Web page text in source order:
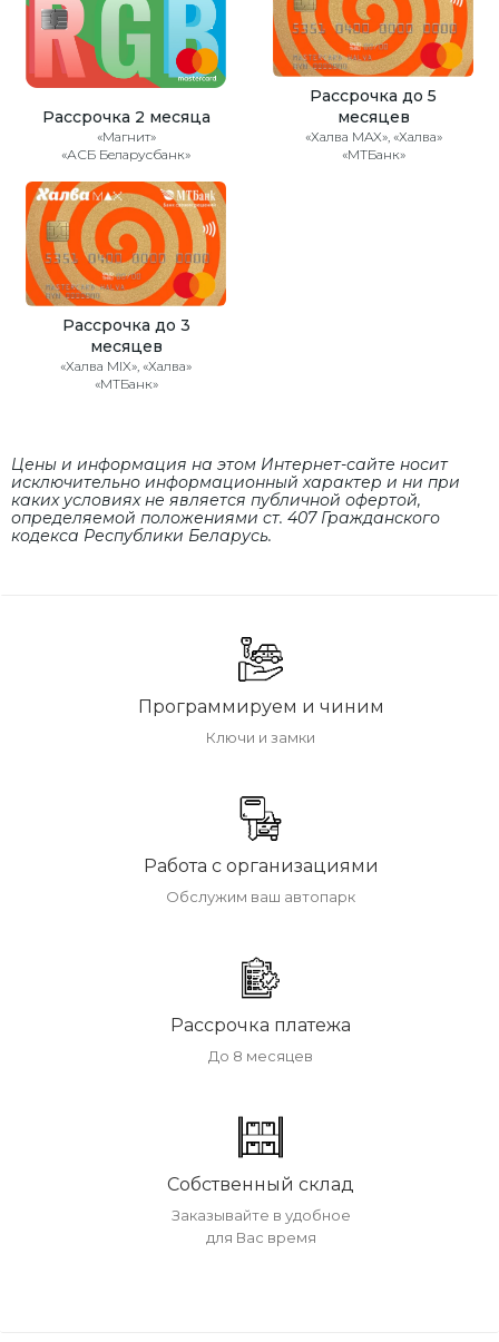
Рассрочка 2 месяца
«Магнит»
«АСБ Беларусбанк»
Рассрочка до 5
месяцев
«Халва MAX», «Халва»
«МТБанк»
Рассрочка до 3
месяцев
«Халва MIX», «Халва»
«МТБанк»
Цены и информация на этом Интернет-сайте носит
исключительно информационный характер и ни при
каких условиях не является публичной офертой,
определяемой положениями cт. 407 Гражданского
кодекса Республики Беларусь.
Программируем и чиним
Ключи и замки
Работа с организациями
Обслужим ваш автопарк
Рассрочка платежа
До 8 месяцев
Собственный склад
Заказывайте в удобное
для Вас время